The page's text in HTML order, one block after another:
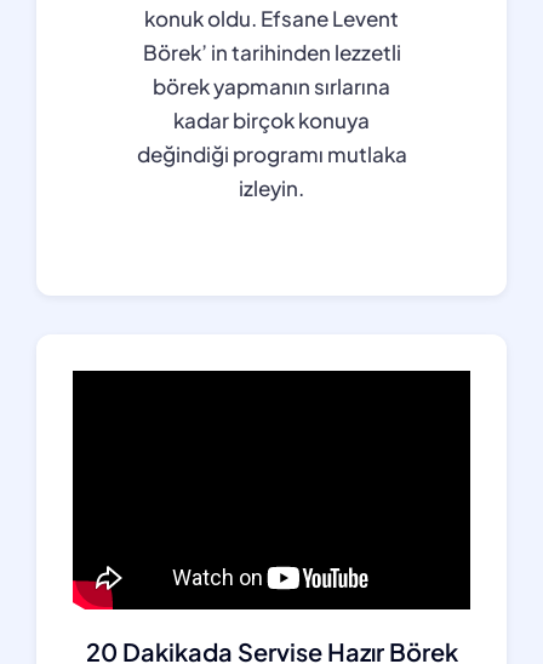
konuk oldu. Efsane Levent
Börek’ in tarihinden lezzetli
börek yapmanın sırlarına
kadar birçok konuya
değindiği programı mutlaka
izleyin.
20 Dakikada Servise Hazır Börek